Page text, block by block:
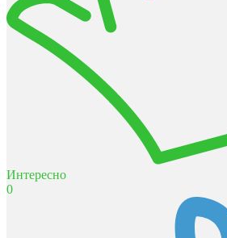
Интересно
0